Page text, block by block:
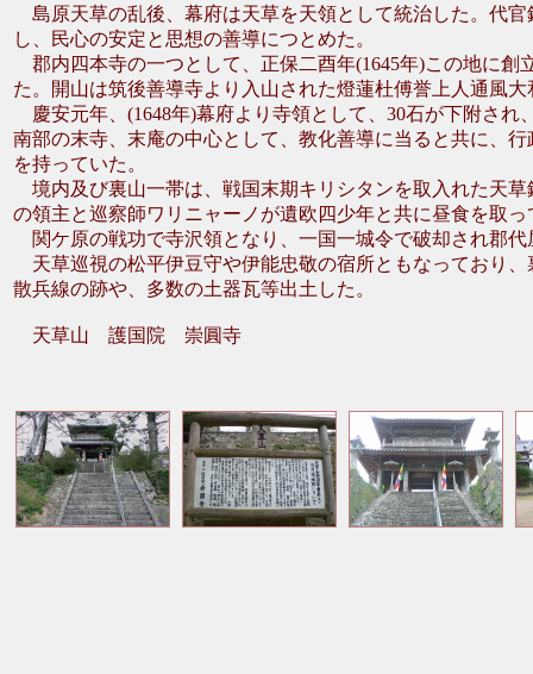
島原天草の乱後、幕府は天草を天領として統治した。代
し、民心の安定と思想の善導につとめた。
郡内四本寺の一つとして、正保二酉年(1645年)この地に創
た。開山は筑後善導寺より入山された燈蓮杜傅誉上人通風
慶安元年、(1648年)幕府より寺領として、30石が下附され
南部の末寺、末庵の中心として、教化善導に当ると共に、
を持っていた。
境内及び裏山一帯は、戦国末期キリシタンを取入れた天草
の領主と巡察師ワリニャーノが遺欧四少年と共に昼食を取っ
関ケ原の戦功で寺沢領となり、一国一城令で破却され郡代
天草巡視の松平伊豆守や伊能忠敬の宿所ともなっており
散兵線の跡や、多数の土器瓦等出土した。
天草山 護国院 崇圓寺